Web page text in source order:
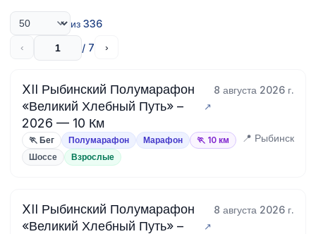
из 336
‹ / 7 ›
XII Рыбинский Полумарафон
«Великий Хлебный Путь» –
2026 — 10 Км
8 августа 2026 г.
🏃 Бег Полумарафон Марафон 🏃 10 км 📍 Рыбинск
Шоссе Взрослые
XII Рыбинский Полумарафон
«Великий Хлебный Путь» –
8 августа 2026 г.